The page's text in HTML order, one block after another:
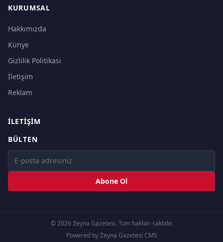
KURUMSAL
Hakkımızda
Künye
Gizlilik Politikası
İletişim
Reklam
İLETIŞIM
BÜLTEN
Abone Ol
© 2026 Zeyna Gazetesi. Tüm hakları saklıdır.
Powered by Zeyna Gazetesi CMS